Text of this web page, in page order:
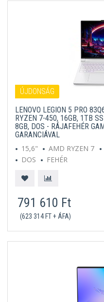
ÚJDONSÁG
LENOVO LEGION 5 PRO
RYZEN 7-450, 16GB, 1TB
8GB, DOS - RÁJAFEHÉR
GARANCIÁVAL
15,6"
AMD RYZEN 7
DOS
FEHÉR
791 610 Ft
(623 314 FT + ÁFA)